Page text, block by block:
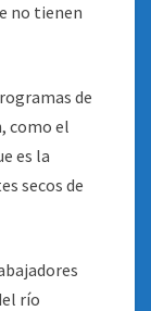
no tienen
de
como el
es la
secos de
río